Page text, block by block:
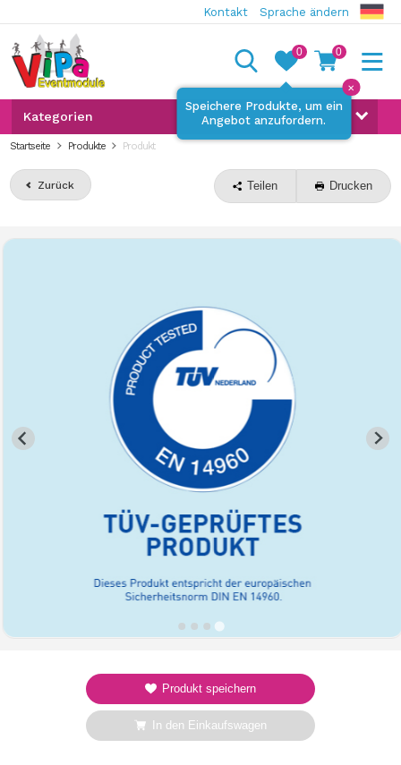
Kontakt Sprache ändern
0
Speichere Produkte, um ein
Angebot anzufordern.
✕
0
Kategorien
Startseite Produkte Produkt
Zurück Teilen Drucken
Produkt speichern
In den Einkaufswagen